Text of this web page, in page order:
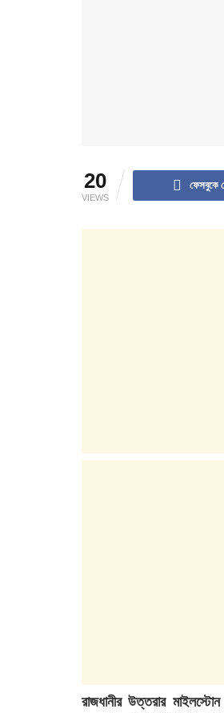
20
VIEWS
ফেসবুকে
রাজধানীর উত্তরার